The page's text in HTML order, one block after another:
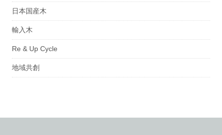
日本国産木
輸入木
Re & Up Cycle
地域共創